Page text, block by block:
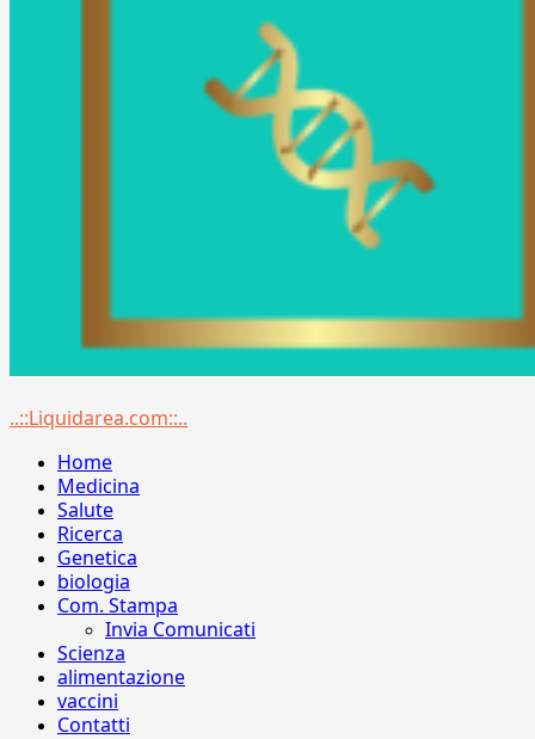
Menu
..::Liquidarea.com::..
Home
Medicina
Salute
Ricerca
Genetica
biologia
Com. Stampa
Invia Comunicati
Scienza
alimentazione
vaccini
Contatti